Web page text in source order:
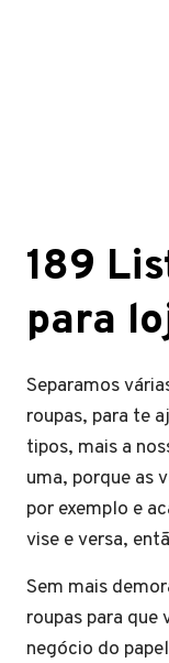
189
para
Separamos
roupas, para te
tipos, mais a
uma, porque as
por exemplo e
vise e versa,
Sem mais
roupas para que
negócio do